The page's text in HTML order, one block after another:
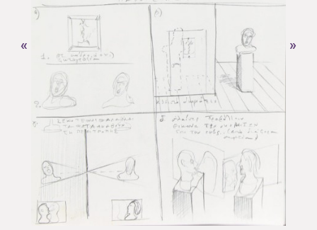
« »